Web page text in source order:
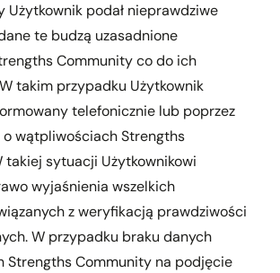
Użytkownik podał nieprawdziwe
te budzą uzasadnione
Community co do ich
takim przypadku Użytkownik
telefonicznie lub poprzez
wątpliwościach Strengths
takiej sytuacji Użytkownikowi
wyjaśnienia wszelkich
z weryfikacją prawdziwości
W przypadku braku danych
Strengths Community na podjęcie